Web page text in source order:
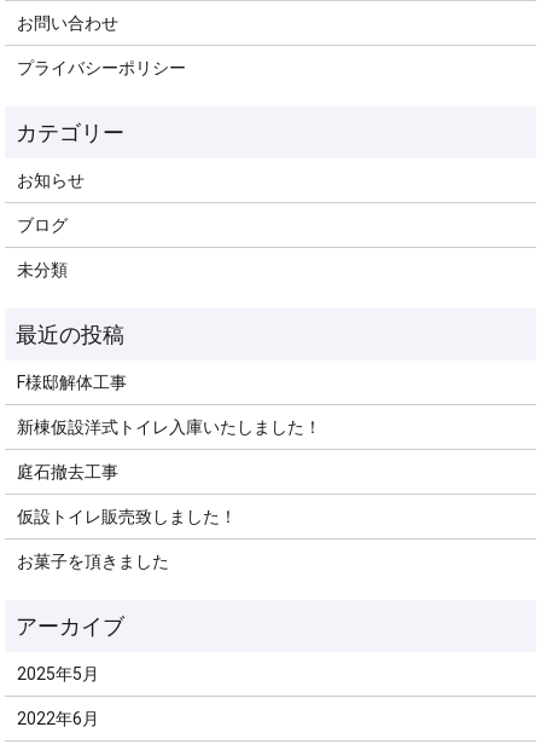
お問い合わせ
プライバシーポリシー
お知らせ
ブログ
未分類
F様邸解体工事
新棟仮設洋式トイレ入庫いたしました！
庭石撤去工事
仮設トイレ販売致しました！
お菓子を頂きました
2025年5月
2022年6月